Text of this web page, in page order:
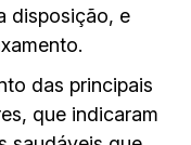
disposição, e
das principais
que indicaram